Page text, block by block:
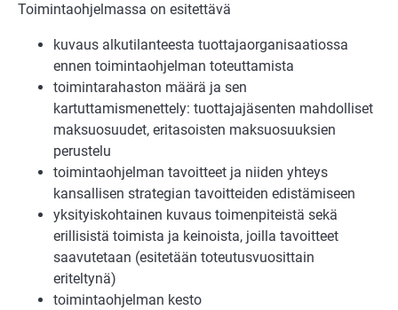
Toimintaohjelmassa on esitettävä
kuvaus alkutilanteesta tuottajaorganisaatiossa
ennen toimintaohjelman toteuttamista
toimintarahaston määrä ja sen
kartuttamismenettely: tuottajajäsenten mahdolliset
maksuosuudet, eritasoisten maksuosuuksien
perustelu
toimintaohjelman tavoitteet ja niiden yhteys
kansallisen strategian tavoitteiden edistämiseen
yksityiskohtainen kuvaus toimenpiteistä sekä
erillisistä toimista ja keinoista, joilla tavoitteet
saavutetaan (esitetään toteutusvuosittain
eriteltynä)
toimintaohjelman kesto